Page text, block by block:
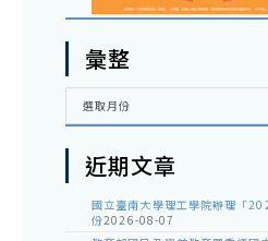
彙整
彙
選取月份
近期文章
國立臺南大學理工學院辦理「
份2026-08-07